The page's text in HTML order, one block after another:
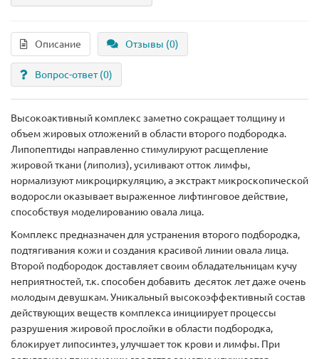
Описание Отзывы (0)
Вопрос-ответ(0)
Высокоактивный комплекс заметно сокращает толщину и
объем жировых отложений в области второго подбородка.
Липопептиды направленно стимулируют расщепление
жировой ткани (липолиз), усиливают отток лимфы,
нормализуют микроциркуляцию, а экстракт микроскопической
водоросли оказывает выраженное лифтинговое действие,
способствуя моделированию овала лица.
Комплекс предназначен для устранения второго подбородка,
подтягивания кожи и создания красивой линии овала лица.
Второй подбородок доставляет своим обладательницам кучу
неприятностей, т.к. способен добавить десяток лет даже очень
молодым девушкам. Уникальный высокоэффективный состав
действующих веществ комплекса инициирует процессы
разрушения жировой прослойки в области подбородка,
блокирует липосинтез, улучшает ток крови и лимфы. При